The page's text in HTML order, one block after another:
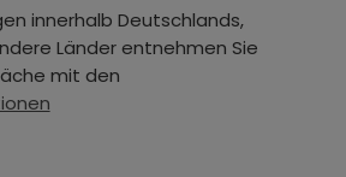
innerhalb Deutschlands,
Länder entnehmen Sie
mit den